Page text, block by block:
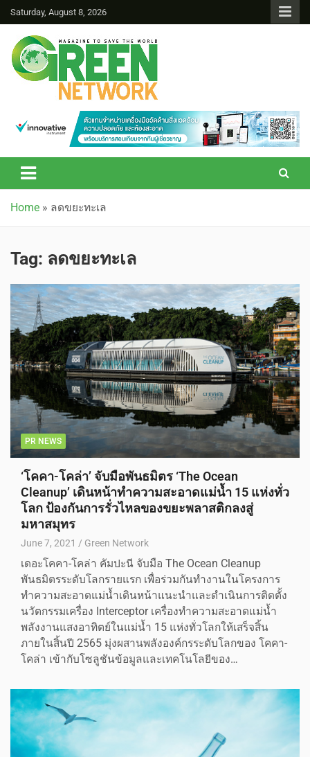
Saturday, August 8, 2026
Green Network
Home » ลดขยะทะเล
Tag: ลดขยะทะเล
PR NEWS
‘โคคา-โคล่า’ จับมือพันธมิตร ‘The Ocean
Cleanup’ เดินหน้าทำความสะอาดแม่น้ำ 15 แห่งทั่ว
โลก ป้องกันการรั่วไหลของขยะพลาสติกลงสู่
มหาสมุทร
June 7, 2021 Green Network
เดอะโคคา-โคล่า คัมปะนี จับมือ The Ocean Cleanup
พันธมิตรระดับโลกรายแรก เพื่อร่วมกันทำงานในโครงการ
ทำความสะอาดแม่น้ำเดินหน้าแนะนำและดำเนินการติดตั้ง
นวัตกรรมเครื่อง Interceptor เครื่องทำความสะอาดแม่น้ำ
พลังงานแสงอาทิตย์ในแม่น้ำ 15 แห่งทั่วโลกให้เสร็จสิ้น
ภายในสิ้นปี 2565 มุ่งผสานพลังองค์กรระดับโลกของ โคคา-
โคล่า เข้ากับโซลูชันข้อมูลและเทคโนโลยีของ…